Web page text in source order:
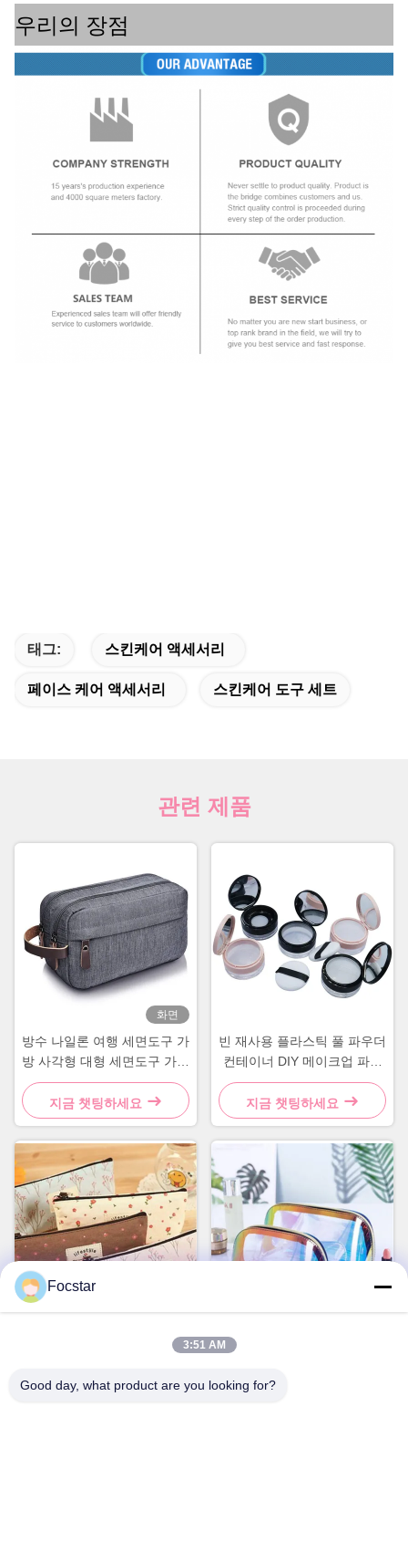
우리의 장점
태그: 스킨케어 액세서리
페이스 케어 액세서리 스킨케어 도구 세트
관련 제품
화면
방수 나일론 여행 세면도구 가
방 사각형 대형 세면도구 가방
회색 파랑
지금 챗팅하세요
빈 재사용 플라스틱 풀 파우더
컨테이너 DIY 메이크업 파우
더 케이스
지금 챗팅하세요
포크스타 또는 OEM 메이크업
화장품 가방 케이스
화면
휴대용 소형 맑은 메이크업 가
Focstar
3:51 AM
Good day, what product are you looking for?